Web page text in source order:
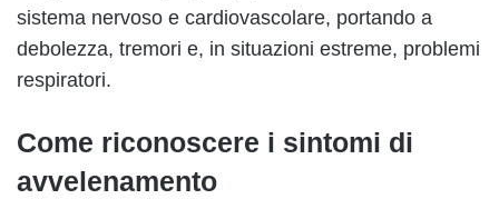
sistema nervoso e cardiovascolare, portando a
debolezza, tremori e, in situazioni estreme, problemi
respiratori.
Come riconoscere i sintomi di
avvelenamento